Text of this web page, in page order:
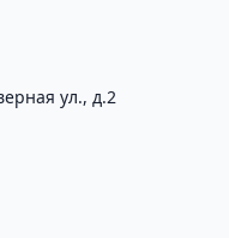
ул., д.2